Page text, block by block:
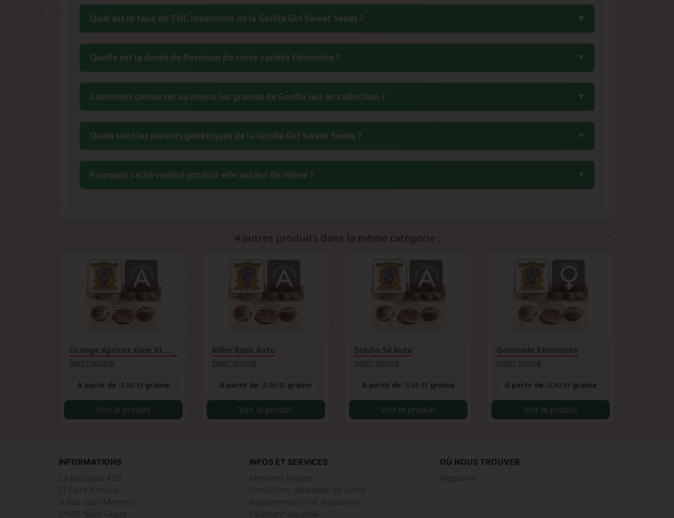
Quel est le taux de THC maximum de la Gorilla Girl Sweet Seeds ?
entre 20% et 31%. Cette puissance remarquable en fait l'une des variétés les plus concentrées du catalogue Sweet Seeds, héritant de la force
Quelle est la durée de floraison de cette variété féminisée ?
une variété à dominance sativa constitue un avantage appréciable, permettant une rotation plus rapide tout en conservant les qualités
Comment conserver au mieux les graines de Gorilla Girl en collection ?
taux d'humidité inférieur à 9%. Utilisez des contenants hermétiques à l'abri de la lumière pour préserver leur viabilité génétique sur le long
Quels sont les parents génétiques de la Gorilla Girl Sweet Seeds ?
Cette combinaison exceptionnelle unit la puissance et la production de résine de la Gorilla Glue aux arômes complexes et à la structure
Pourquoi cette variété produit-elle autant de résine ?
trouve amplifiée dans le croisement, créant des têtes particulièrement résineuses et compactes qui témoignent de la qualité supérieure de
4 autres produits dans la même catégorie :
Orange Apricot Glue XL Auto
SWEET SEEDS®
A partir de :3,50 €/ graine
Voir le produit
Killer Kush Auto
SWEET SEEDS®
A partir de :3,50 €/ graine
Voir le produit
Studio 54 Auto
SWEET SEEDS®
A partir de :3,50 €/ graine
Voir le produit
Gelonade Féminisée
SWEET SEEDS®
A partir de :3,50 €/ graine
Voir le produit
INFORMATIONS
INFOS ET SERVICES
OÙ NOUS TROUVER